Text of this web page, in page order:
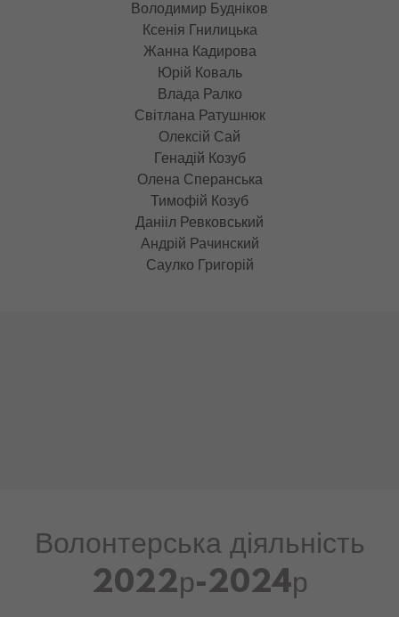
Перший заїзд учасників резиденції :
Сергій Братков
Володимир Будніков
Ксенія Гнилицька
Жанна Кадирова
Юрій Коваль
Влада Ралко
Світлана Ратушнюк
Олексій Сай
Генадій Козуб
Олена Сперанська
Тимофій Козуб
Данііл Ревковський
Волонтерська діяльність